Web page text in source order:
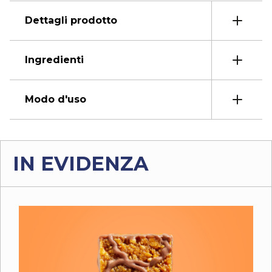
Dettagli prodotto
Ingredienti
Modo d'uso
IN EVIDENZA